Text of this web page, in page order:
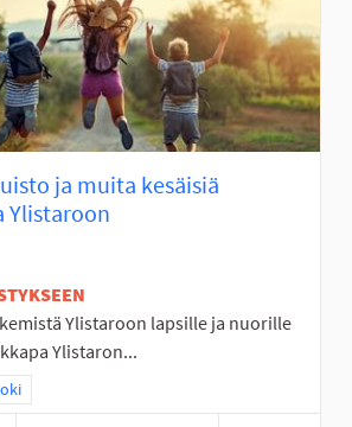
ja muita kesäisiä
Ylistaroon lapsille ja nuorille
Ylistaron...
mukaan: Pohjoinen Seinäjoki